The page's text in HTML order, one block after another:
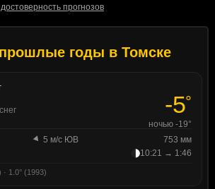
достоверность прогнозов
годы в Томске
-5°
ночью -19°
5 м/с ЮВ
753 мм
10:21 → 1:46
1.0° (1993)